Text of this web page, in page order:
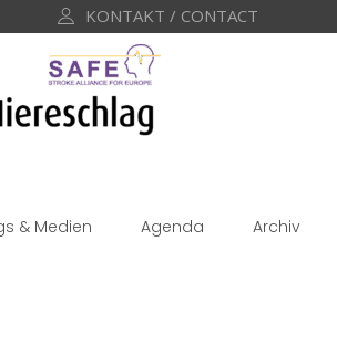
KONTAKT / CONTACT
& Medien Agenda Archiv